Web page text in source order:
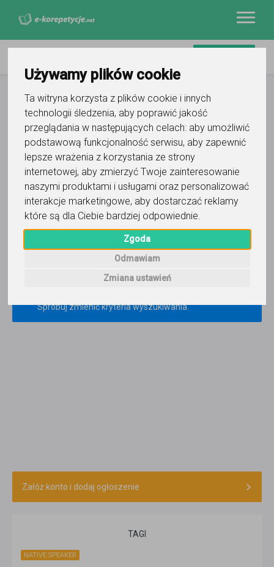
Używamy plików cookie
Ta witryna korzysta z plików cookie i innych
technologii śledzenia, aby poprawić jakość
przeglądania w następujących celach: aby umożliwić
podstawową funkcjonalność serwisu, aby zapewnić
lepsze wrażenia z korzystania ze strony
internetowej, aby zmierzyć Twoje zainteresowanie
naszymi produktami i usługami oraz personalizować
interakcje marketingowe, aby dostarczać reklamy
które są dla Ciebie bardziej odpowiednie.
Zgoda
Odmawiam
Zmiana ustawień
Filtry
Szczecin zachodniopomorskie
Wyczyść wszystko
korepetytorów
Język macedoński
Nie odnaleziono ogłoszenia o szukanych
Spróbuj zmienić kryteria wyszukiwania.
Załóż konto i dodaj ogłoszenie
TAGI
NATIVE SPEAKER